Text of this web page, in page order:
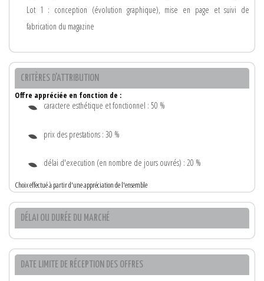
Lot 1 : conception (évolution graphique), mise en page et suivi de
fabrication du magazine
CRITÈRES D'ATTRIBUTION
Offre appréciée en fonction de :
caractere esthétique et fonctionnel : 50 %
prix des prestations : 30 %
délai d'execution (en nombre de jours ouvrés) : 20 %
Choix effectué à partir d'une appréciation de l'ensemble
DÉLAI OU DURÉE DU MARCHÉ
DATE LIMITE DE RÉCEPTION DES OFFRES